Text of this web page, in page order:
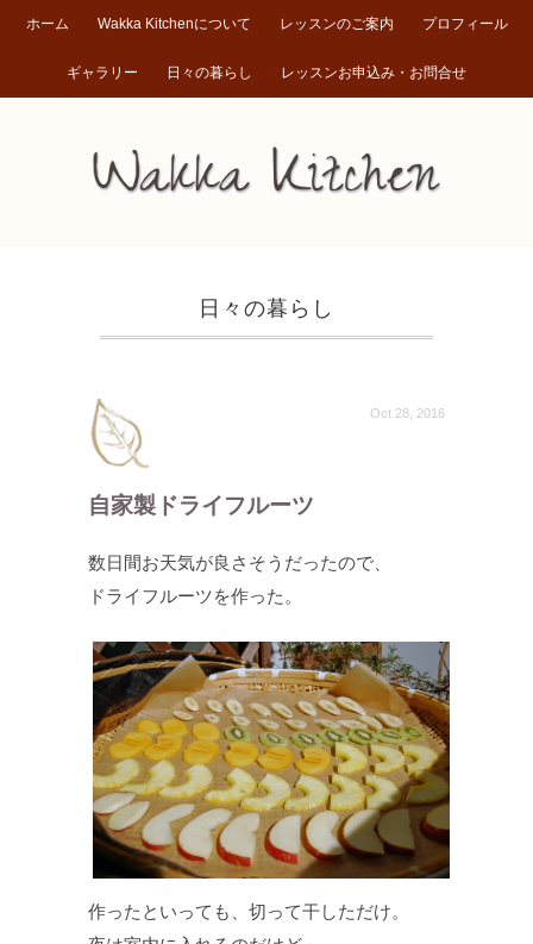
ホーム Wakka Kitchenについて レッスンのご案内 プロフィール
ギャラリー 日々の暮らし レッスンお申込み・お問合せ
日々の暮らし
Oct 28, 2016
自家製ドライフルーツ
数日間お天気が良さそうだったので、
ドライフルーツを作った。
作ったといっても、切って干しただけ。